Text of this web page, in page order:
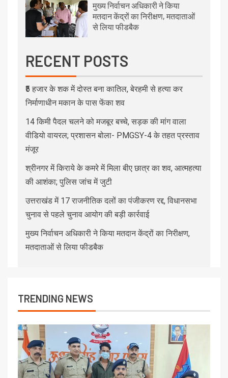
मुख्य निर्वाचन अधिकारी ने किया
मतदान केंद्रों का निरीक्षण, मतदाताओं
से लिया फीडबैक
RECENT POSTS
₹5 हजार के शक में दोस्त बना कातिल, बेरहमी से हत्या कर
निर्माणाधीन मकान के पास फेंका शव
14 किमी पैदल चलने को मजबूर बच्चे, सड़क की मांग वाला
वीडियो वायरल; प्रशासन बोला- PMGSY-4 के तहत प्रस्ताव
मंजूर
श्रीनगर में किराये के कमरे में मिला बीए छात्र का शव, आत्महत्या
की आशंका; पुलिस जांच में जुटी
उत्तराखंड में 17 राजनीतिक दलों का पंजीकरण रद्द, विधानसभा
चुनाव से पहले चुनाव आयोग की बड़ी कार्रवाई
मुख्य निर्वाचन अधिकारी ने किया मतदान केंद्रों का निरीक्षण,
मतदाताओं से लिया फीडबैक
TRENDING NEWS